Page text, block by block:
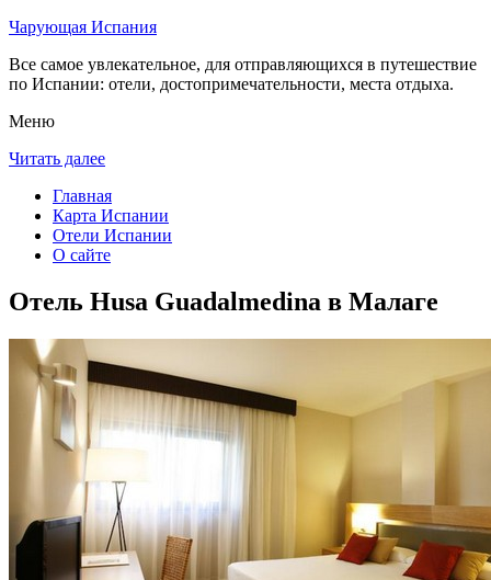
Чарующая Испания
Все самое увлекательное, для отправляющихся в путешествие
по Испании: отели, достопримечательности, места отдыха.
Меню
Читать далее
Главная
Карта Испании
Отели Испании
О сайте
Отель Husa Guadalmedina в Малаге